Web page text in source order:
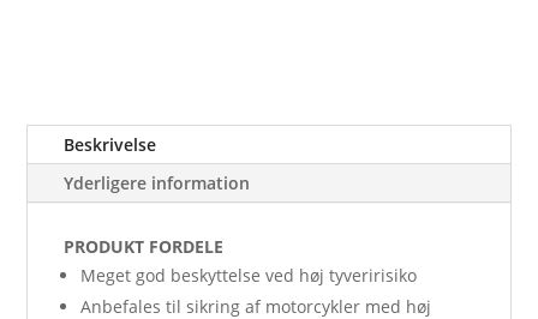
Beskrivelse
Yderligere information
PRODUKT FORDELE
Meget god beskyttelse ved høj tyveririsiko
Anbefales til sikring af motorcykler med høj